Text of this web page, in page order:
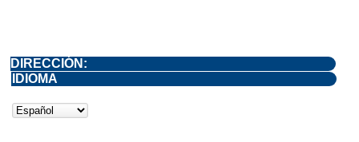
DIRECCIÓN:
IDIOMA